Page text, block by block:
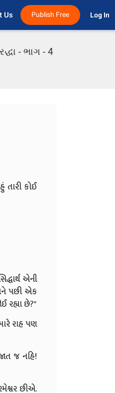
Us Publish Free Log In
- ભાગ - 4
કોઈ
એની
પછી એક
રહ્યા છે?"
રાહ પણ
જ નહિ!
છીએ.